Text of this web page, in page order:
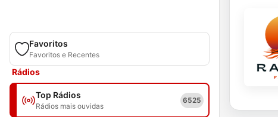
Favoritos
Favoritos e Recentes
Rádios
Top Rádios
Rádios mais ouvidas
6525